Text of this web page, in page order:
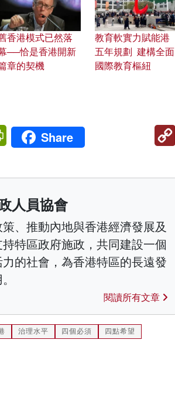
香港模式已然落
──恰是香港開新
章的契機
教育軟實力賦能港
五年規劃 建構全面
國際教育樞紐
PrintFriendly
Share
人員協會
、推動內地與香港經濟發展及
特區政府施政，共同建設一個
的社會，為香港特區的長遠發
閱讀所有文章
治理水平 四個必須 四點希望